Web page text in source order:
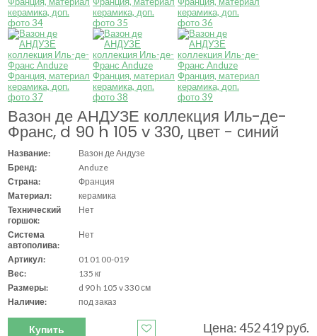
Вазон де АНДУЗЕ коллекция Иль-де-
Франс, d 90 h 105 v 330, цвет - синий
Название:
Вазон де Андузе
Бренд:
Anduze
Страна:
Франция
Материал:
керамика
Технический
горшок:
Нет
Система
автополива:
Нет
Артикул:
01 01 00-019
Вес:
135 кг
Размеры:
d 90 h 105 v 330 см
Наличие:
под заказ
Купить Цена: 452 419 руб.